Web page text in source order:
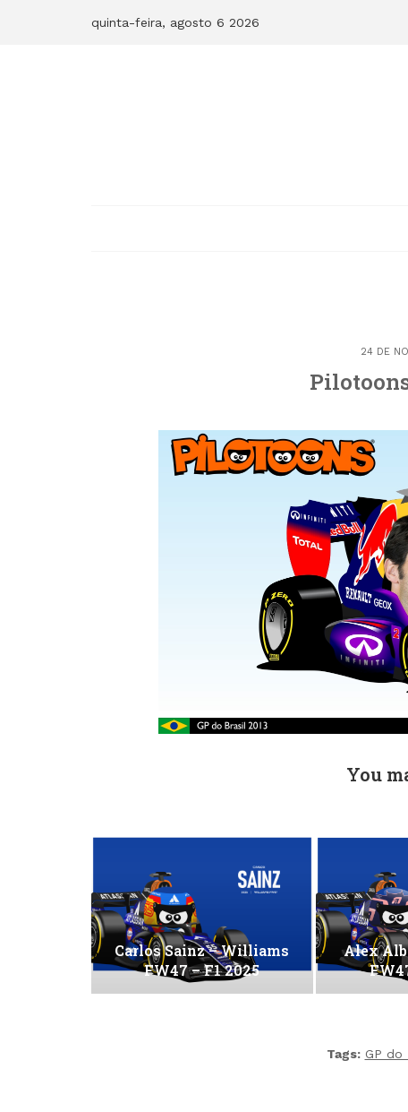
quinta-feira, agosto 6 2026
24 DE
You
Carlos Sainz – Williams
FW47 – F1 2025
Alex
Tags: GP do